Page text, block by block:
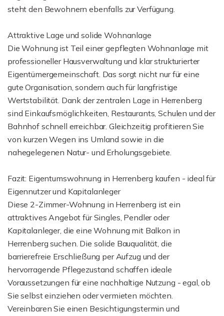
steht den Bewohnern ebenfalls zur Verfügung.
Attraktive Lage und solide Wohnanlage
Die Wohnung ist Teil einer gepflegten Wohnanlage mit
professioneller Hausverwaltung und klar strukturierter
Eigentümergemeinschaft. Das sorgt nicht nur für eine
gute Organisation, sondern auch für langfristige
Wertstabilität. Dank der zentralen Lage in Herrenberg
sind Einkaufsmöglichkeiten, Restaurants, Schulen und der
Bahnhof schnell erreichbar. Gleichzeitig profitieren Sie
von kurzen Wegen ins Umland sowie in die
nahegelegenen Natur- und Erholungsgebiete.
Fazit: Eigentumswohnung in Herrenberg kaufen - ideal für
Eigennutzer und Kapitalanleger
Diese 2-Zimmer-Wohnung in Herrenberg ist ein
attraktives Angebot für Singles, Pendler oder
Kapitalanleger, die eine Wohnung mit Balkon in
Herrenberg suchen. Die solide Bauqualität, die
barrierefreie Erschließung per Aufzug und der
hervorragende Pflegezustand schaffen ideale
Voraussetzungen für eine nachhaltige Nutzung - egal, ob
Sie selbst einziehen oder vermieten möchten.
Vereinbaren Sie einen Besichtigungstermin und